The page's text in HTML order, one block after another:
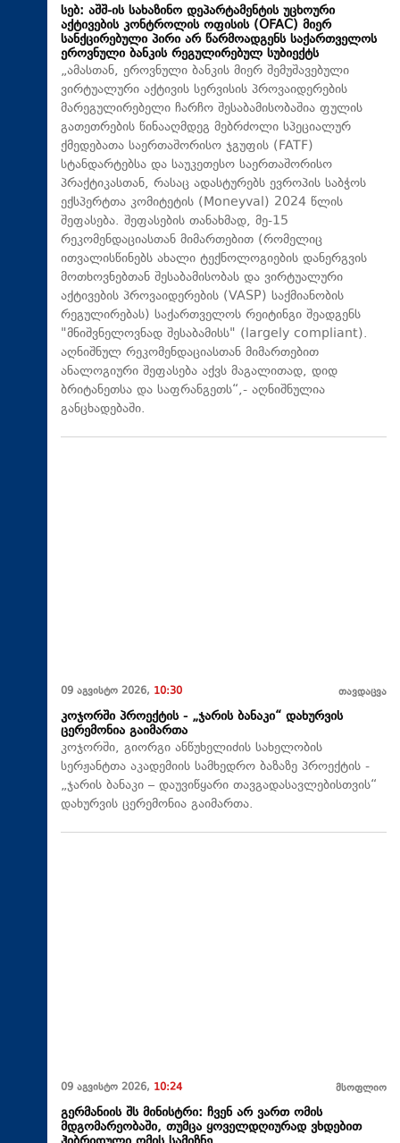
სებ: აშშ-ის სახაზინო დეპარტამენტის უცხოური
აქტივების კონტროლის ოფისის (OFAC) მიერ
სანქცირებული პირი არ წარმოადგენს საქართველოს
ეროვნული ბანკის რეგულირებულ სუბიექტს
„ამასთან, ეროვნული ბანკის მიერ შემუშავებული
ვირტუალური აქტივის სერვისის პროვაიდერების
მარეგულირებელი ჩარჩო შესაბამისობაშია ფულის
გათეთრების წინააღმდეგ მებრძოლი სპეციალურ
ქმედებათა საერთაშორისო ჯგუფის (FATF)
სტანდარტებსა და საუკეთესო საერთაშორისო
პრაქტიკასთან, რასაც ადასტურებს ევროპის საბჭოს
ექსპერტთა კომიტეტის (Moneyval) 2024 წლის
შეფასება. შეფასების თანახმად, მე-15
რეკომენდაციასთან მიმართებით (რომელიც
ითვალისწინებს ახალი ტექნოლოგიების დანერგვის
მოთხოვნებთან შესაბამისობას და ვირტუალური
აქტივების პროვაიდერების (VASP) საქმიანობის
რეგულირებას) საქართველოს რეიტინგი შეადგენს
"მნიშვნელოვნად შესაბამისს" (largely compliant).
აღნიშნულ რეკომენდაციასთან მიმართებით
ანალოგიური შეფასება აქვს მაგალითად, დიდ
ბრიტანეთსა და საფრანგეთს“,- აღნიშნულია
განცხადებაში.
09 აგვისტო 2026, 10:30 თავდაცვა
კოჯორში პროექტის - „ჯარის ბანაკი“ დახურვის
ცერემონია გაიმართა
კოჯორში, გიორგი ანწუხელიძის სახელობის
სერჟანტთა აკადემიის სამხედრო ბაზაზე პროექტის -
„ჯარის ბანაკი – დაუვიწყარი თავგადასავლებისთვის“
დახურვის ცერემონია გაიმართა.
09 აგვისტო 2026, 10:24 მსოფლიო
გერმანიის შს მინისტრი: ჩვენ არ ვართ ომის
მდგომარეობაში, თუმცა ყოველდღიურად ვხდებით